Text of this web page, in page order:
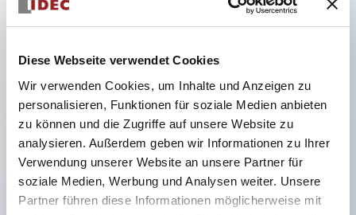
Diese Webseite verwendet Cookies
Wir verwenden Cookies, um Inhalte und Anzeigen zu
personalisieren, Funktionen für soziale Medien anbieten
zu können und die Zugriffe auf unsere Website zu
analysieren. Außerdem geben wir Informationen zu Ihrer
Verwendung unserer Website an unsere Partner für
soziale Medien, Werbung und Analysen weiter. Unsere
Partner führen diese Informationen möglicherweise mit
LED-Betriebsanzeiger (nur
Verfügbar als RoHS-konformes Modell.
Mechanischer Indikator zur Bestätigung des
Kontaktzustands standardmäßig enthalten (nur
Flachsteckeranschluss).
Ausgestattet mit farbigem Rasthebel zur
Unterscheidung von AC- und DC-Spulen.
Eingesetztes Beschriftungsfeld (gelb). Auch vier